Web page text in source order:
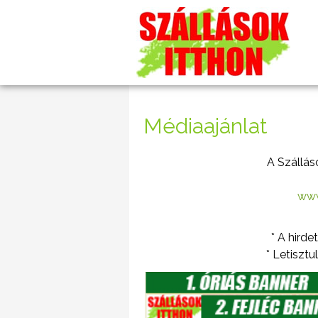
Médiaajánlat
A
* A
*